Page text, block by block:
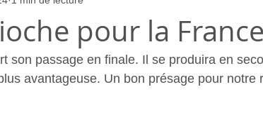
pour la
son passage en finale. Il se produira en
avantageuse. Un bon présage pour notre